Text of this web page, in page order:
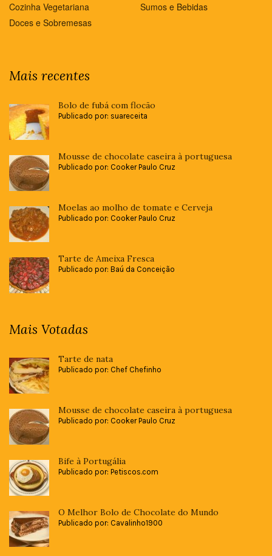
Cozinha Vegetariana
Doces e Sobremesas
Sumos e Bebidas
Mais recentes
Bolo de fubá com flocão
Publicado por: suareceita
Mousse de chocolate caseira à portuguesa
Publicado por: Cooker Paulo Cruz
Moelas ao molho de tomate e Cerveja
Publicado por: Cooker Paulo Cruz
Tarte de Ameixa Fresca
Publicado por: Baú da Conceição
Mais Votadas
Tarte de nata
Publicado por: Chef Chefinho
Mousse de chocolate caseira à portuguesa
Publicado por: Cooker Paulo Cruz
Bife à Portugália
Publicado por: Petiscos.com
O Melhor Bolo de Chocolate do Mundo
Publicado por: Cavalinho1900